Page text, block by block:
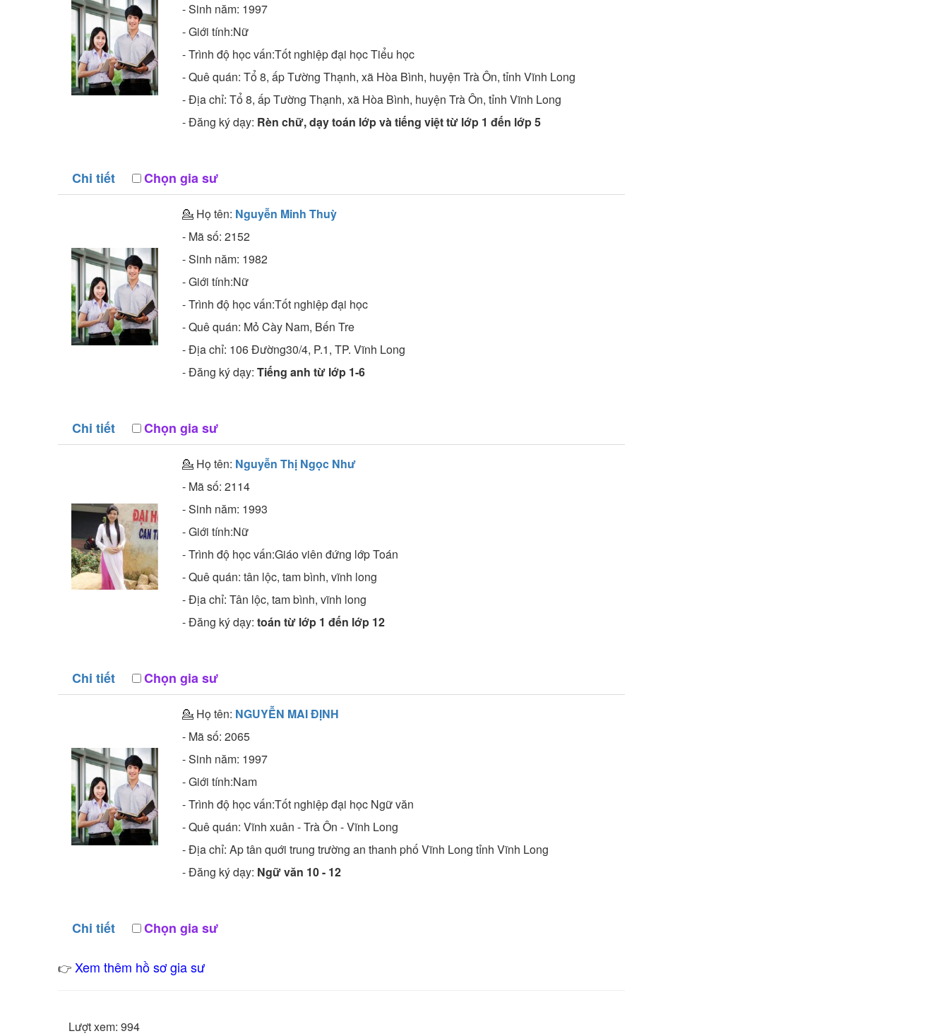
- Sinh năm: 1997
- Giới tính:Nữ
- Trình độ học vấn:Tốt nghiệp đại họcTiểu học
- Quê quán:Tổ 8, ấp Tường Thạnh, xã Hòa Bình, huyện Trà Ôn, tỉnh Vĩnh Long
- Địa chỉ:Tổ 8, ấp Tường Thạnh, xã Hòa Bình, huyện Trà Ôn, tỉnh Vĩnh Long
- Đăng ký dạy: Rèn chữ, dạy toán lớp và tiếng việt từ lớp 1 đến lớp 5
Chi tiết Chọn gia sư
💁 Họ tên: Nguyễn Minh Thuỳ
- Mã số: 2152
- Sinh năm: 1982
- Giới tính:Nữ
- Trình độ học vấn:Tốt nghiệp đại học
- Quê quán: Mỏ Cày Nam, Bến Tre
- Địa chỉ: 106 Đường30/4, P.1, TP. Vĩnh Long
- Đăng ký dạy:Tiếng anh từ lớp 1-6
Chi tiết Chọn gia sư
💁 Họ tên: Nguyễn Thị Ngọc Như
- Mã số: 2114
- Sinh năm: 1993
- Giới tính:Nữ
- Trình độ học vấn:Giáo viên đứng lớpToán
- Quê quán:tân lộc, tam bình, vĩnh long
- Địa chỉ:Tân lộc, tam bình, vĩnh long
- Đăng ký dạy:toán từ lớp 1 đến lớp 12
Chi tiết Chọn gia sư
💁 Họ tên: NGUYỄN MAI ĐỊNH
- Mã số: 2065
- Sinh năm: 1997
- Giới tính:Nam
- Trình độ học vấn:Tốt nghiệp đại học Ngữ văn
- Quê quán:Vĩnh xuân - Trà Ôn - Vĩnh Long
- Địa chỉ:Ap tân quới trung trường an thanh phố Vĩnh Long tỉnh Vĩnh Long
- Đăng ký dạy: Ngữ văn 10 - 12
Chi tiết Chọn gia sư
👉Xem thêm hồ sơ gia sư
Lượt xem: 994